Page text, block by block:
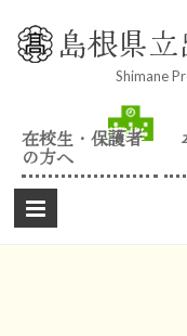
content 島根県
Shimane
在校生・保護者
の方へ